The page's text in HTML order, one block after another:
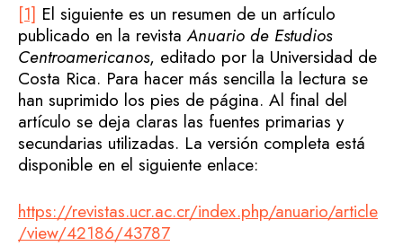
[1] El siguiente es un resumen de un artículo
publicado en la revistaAnuario de Estudios
Centroamericanos, editado por la Universidad de
Costa Rica. Para hacer más sencilla la lectura se
han suprimido los pies de página. Al final del
artículo se deja claras las fuentes primarias y
secundarias utilizadas. La versión completa está
disponible en el siguiente enlace:
https://revistas.ucr.ac.cr/index.php/anuario/article
/view/42186/43787